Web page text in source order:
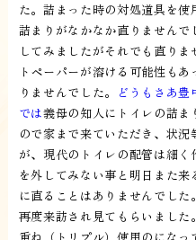
た。詰まった時の対処道具を
詰まりがなかなか直りません
してみましたがそれでも直り
トペーパーが溶ける可能性も
りませんでした。
どうもさあ
では義母の知人にトイレの詰ま
ので家まで来ていただき、状
が、現代のトイレの配管は細
を外してみない事と明日また
に直ることはありませんでし
再度来訪され見てもらいまし